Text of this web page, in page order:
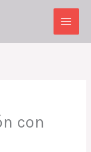
Main
con